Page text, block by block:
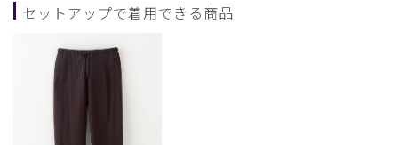
セットアップで着用できる商品